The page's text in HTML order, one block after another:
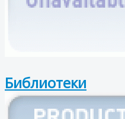
Библиотеки